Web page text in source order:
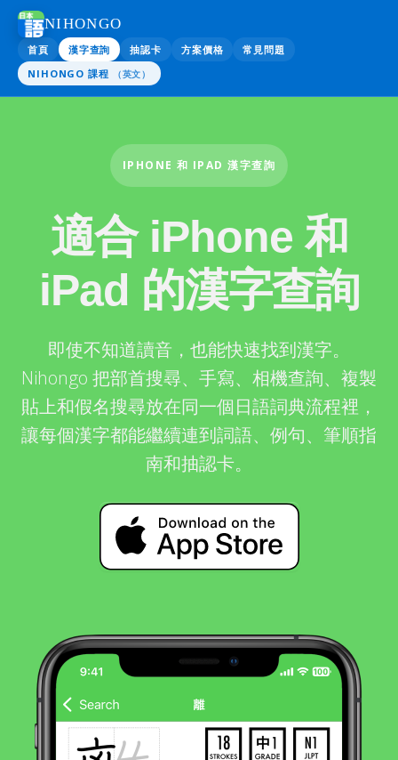
NIHONGO
首頁 漢字查詢 抽認卡 方案價格
常見問題
NIHONGO 課程
（英文）
IPHONE 和 IPAD 漢字查詢
適合 iPhone 和
iPad 的漢字查詢
即使不知道讀音，也能快速找到漢字。
Nihongo 把部首搜尋、手寫、相機查詢、複製
貼上和假名搜尋放在同一個日語詞典流程裡，
讓每個漢字都能繼續連到詞語、例句、筆順指
南和抽認卡。